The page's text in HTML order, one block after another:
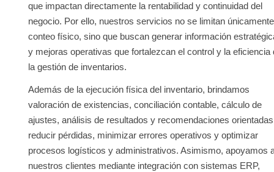
que impactan directamente la rentabilidad y continuidad del
negocio. Por ello, nuestros servicios no se limitan
conteo físico, sino que buscan generar información
y mejoras operativas que fortalezcan el control y la eficiencia
la gestión de inventarios.
Además de la ejecución física del inventario, brindamos
valoración de existencias, conciliación contable, cálculo de
ajustes, análisis de resultados y recomendaciones
reducir pérdidas, minimizar errores operativos y optimizar
procesos logísticos y administrativos. Asimismo, apoyamos
nuestros clientes mediante integración con sistemas ERP,